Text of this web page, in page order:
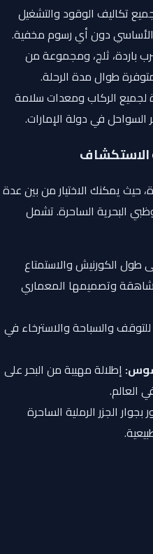
تكاليف الوقود والتشغيل
دون أي رسوم مخفية.
باردة، ثلج، ومجموعة من
طوال مدة الرحلة.
الركاب ومعدات سلامة
في دولة الإمارات.
الاستكشاف
حيث يمكنك الاختيار من بين عدة
البحرية الساحرة. تشمل
طول الكورنيش والاستمتاع
وتصميمها المعماري
والسباحة والاسترخاء في
إطلالة مهيبة من البحر على
العالم.
الجزر الرملية الساحرة